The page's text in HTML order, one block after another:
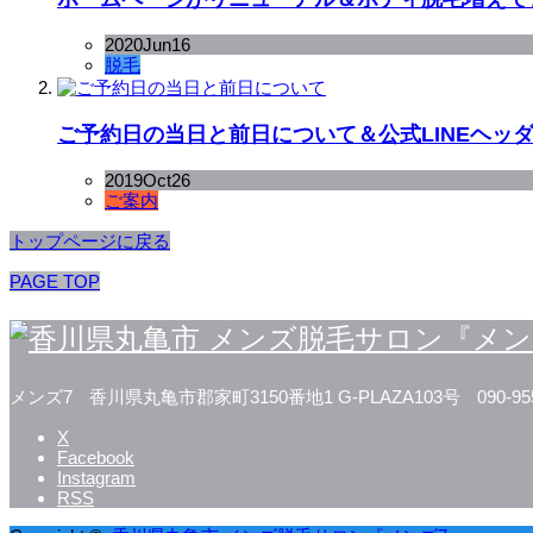
2020Jun16
脱毛
ご予約日の当日と前日について＆公式LINEヘッ
2019Oct26
ご案内
トップページに戻る
PAGE TOP
メンズ7 香川県丸亀市郡家町3150番地1 G-PLAZA103号
090-
X
Facebook
Instagram
RSS